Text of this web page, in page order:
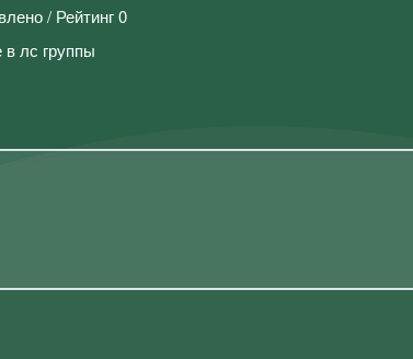
/ Рейтинг 0
лс группы